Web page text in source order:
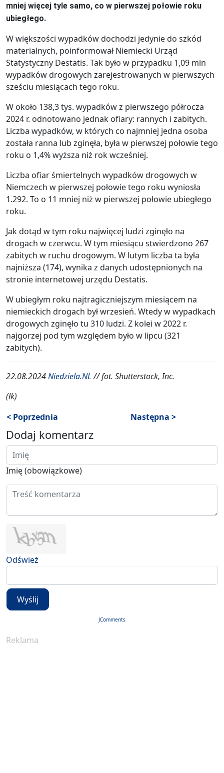
mniej więcej tyle samo, co w pierwszej połowie roku
ubiegłego.
W większości wypadków dochodzi jedynie do szkód
materialnych, poinformował Niemiecki Urząd
Statystyczny Destatis. Tak było w przypadku 1,09 mln
wypadków drogowych zarejestrowanych w pierwszych
sześciu miesiącach tego roku.
W około 138,3 tys. wypadków z pierwszego półrocza
2024 r. odnotowano jednak ofiary: rannych i zabitych.
Liczba wypadków, w których co najmniej jedna osoba
została ranna lub zginęła, była w pierwszej połowie tego
roku o 1,4% wyższa niż rok wcześniej.
Liczba ofiar śmiertelnych wypadków drogowych w
Niemczech w pierwszej połowie tego roku wyniosła
1.292. To o 11 mniej niż w pierwszej połowie ubiegłego
roku.
Jak dotąd w tym roku najwięcej ludzi zginęło na
drogach w czerwcu. W tym miesiącu stwierdzono 267
zabitych w ruchu drogowym. W lutym liczba ta była
najniższa (174), wynika z danych udostępnionych na
stronie internetowej urzędu Destatis.
W ubiegłym roku najtragiczniejszym miesiącem na
niemieckich drogach był wrzesień. Wtedy w wypadkach
drogowych zginęło tu 310 ludzi. Z kolei w 2022 r.
najgorzej pod tym względem było w lipcu (321
zabitych).
22.08.2024Niedziela.NL// fot. Shutterstock, Inc.
(łk)
< Poprzednia
Następna >
Dodaj komentarz
Imię (obowiązkowe)
Odśwież
Wyślij
JComments
Reklama